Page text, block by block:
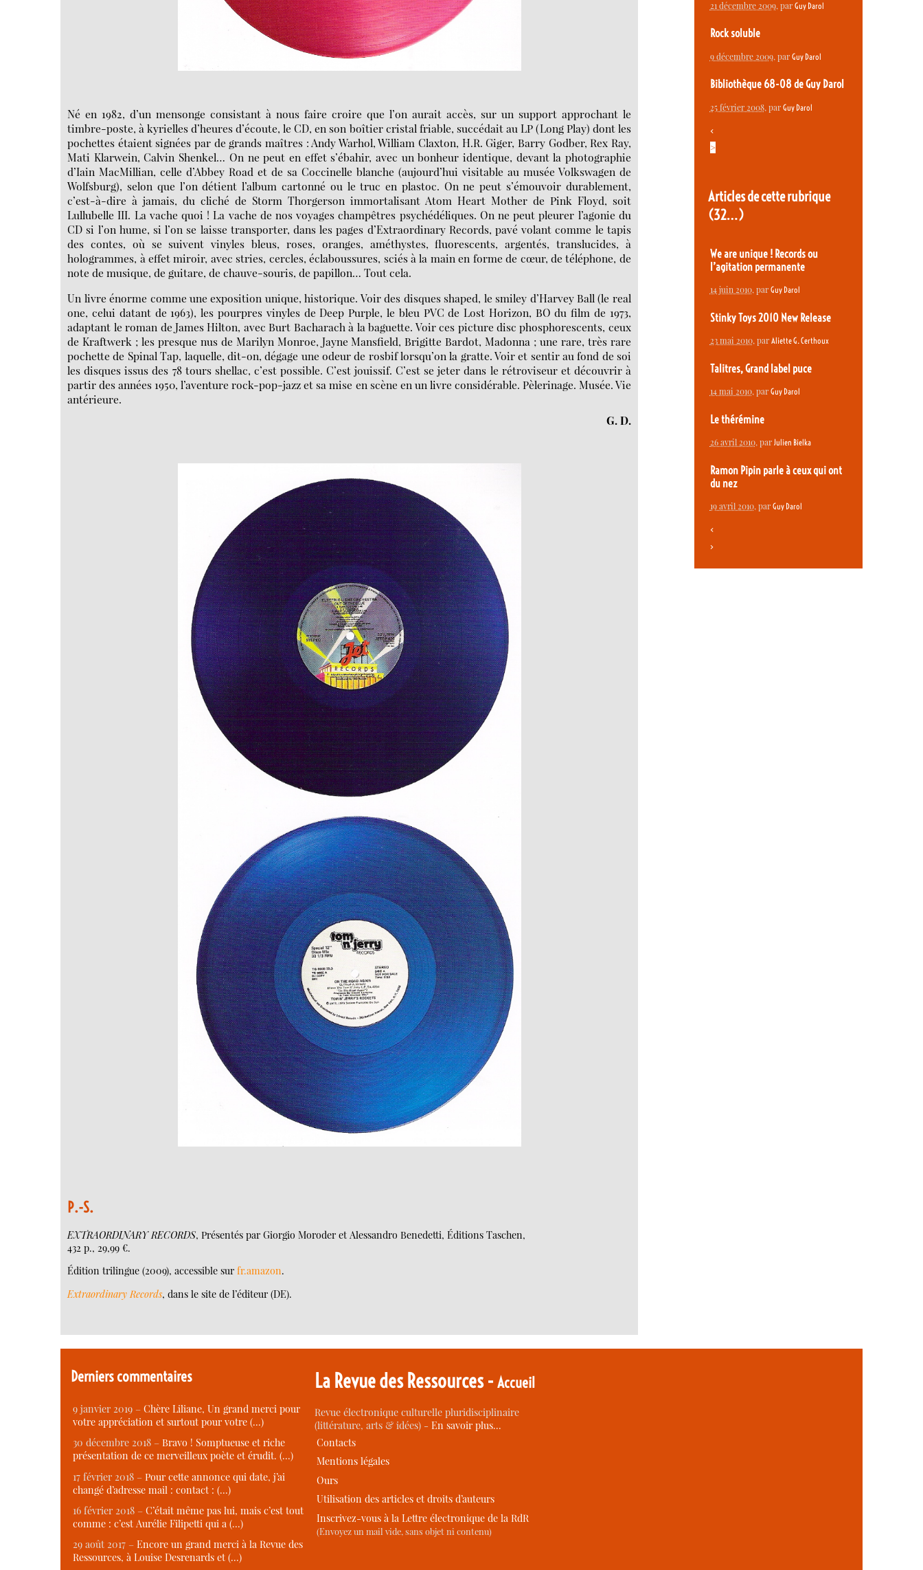
Né en 1982, d’un mensonge consistant à nous faire croire que l’on aurait accès, sur un support approchant le
timbre-poste, à kyrielles d’heures d’écoute, le CD, en son boîtier cristal friable, succédait au LP (Long Play) dont les
pochettes étaient signées par de grands maîtres : Andy Warhol, William Claxton, H.R. Giger, Barry Godber, Rex Ray,
Mati Klarwein, Calvin Shenkel… On ne peut en effet s’ébahir, avec un bonheur identique, devant la photographie
d’Iain MacMillian, celle d’Abbey Road et de sa Coccinelle blanche (aujourd’hui visitable au musée Volkswagen de
Wolfsburg), selon que l’on détient l’album cartonné ou le truc en plastoc. On ne peut s’émouvoir durablement,
c’est-à-dire à jamais, du cliché de Storm Thorgerson immortalisant Atom Heart Mother de Pink Floyd, soit
Lullubelle III. La vache quoi ! La vache de nos voyages champêtres psychédéliques. On ne peut pleurer l’agonie du
CD si l’on hume, si l’on se laisse transporter, dans les pages d’Extraordinary Records, pavé volant comme le tapis
des contes, où se suivent vinyles bleus, roses, oranges, améthystes, fluorescents, argentés, translucides, à
hologrammes, à effet miroir, avec stries, cercles, éclaboussures, sciés à la main en forme de cœur, de téléphone, de
note de musique, de guitare, de chauve-souris, de papillon… Tout cela.
Un livre énorme comme une exposition unique, historique. Voir des disques shaped, le smiley d’Harvey Ball (le real
one, celui datant de 1963), les pourpres vinyles de Deep Purple, le bleu PVC de Lost Horizon, BO du film de 1973,
adaptant le roman de James Hilton, avec Burt Bacharach à la baguette. Voir ces picture disc phosphorescents, ceux
de Kraftwerk ; les presque nus de Marilyn Monroe, Jayne Mansfield, Brigitte Bardot, Madonna ; une rare, très rare
pochette de Spinal Tap, laquelle, dit-on, dégage une odeur de rosbif lorsqu’on la gratte. Voir et sentir au fond de soi
les disques issus des 78 tours shellac, c’est possible. C’est jouissif. C’est se jeter dans le rétroviseur et découvrir à
partir des années 1950, l’aventure rock-pop-jazz et sa mise en scène en un livre considérable. Pèlerinage. Musée. Vie
antérieure.
G. D.
P.-S.
EXTRAORDINARY RECORDS, Présentés par Giorgio Moroder et Alessandro Benedetti, Éditions Taschen,
432 p., 29,99 €.
Édition trilingue (2009), accessible surfr.amazon.
Extraordinary Records, dans le site de l’éditeur (DE).
21 décembre 2009, par Guy Darol
Rock soluble
9 décembre 2009, par Guy Darol
Bibliothèque 68-08 de Guy Darol
25 février 2008, par Guy Darol
<
>
Articles de cette rubrique
(32…)
We are unique ! Records ou
l’agitation permanente
14 juin 2010, par Guy Darol
Stinky Toys 2010 New Release
23 mai 2010, par Aliette G. Certhoux
Talitres, Grand label puce
14 mai 2010, par Guy Darol
Le thérémine
26 avril 2010, par Julien Bielka
Ramon Pipin parle à ceux qui ont
du nez
19 avril 2010, par Guy Darol
<
>
Derniers commentaires
9 janvier 2019 – Chère Liliane, Un grand merci pour
votre appréciation et surtout pour votre (…)
30 décembre 2018 – Bravo ! Somptueuse et riche
présentation de ce merveilleux poète et érudit. (…)
17 février 2018 – Pour cette annonce qui date, j’ai
changé d’adresse mail : contact : (…)
16 février 2018 – C’était même pas lui, mais c’est tout
comme : c’est Aurélie Filipetti qui a (…)
29 août 2017 – Encore un grand merci à la Revue des
Ressources, à Louise Desrenards et (…)
La Revue des Ressources -Accueil
Revue électronique culturelle pluridisciplinaire
(littérature, arts & idées) -En savoir plus…
Contacts
Mentions légales
Ours
Utilisation des articles et droits d’auteurs
Inscrivez-vous à la Lettre électronique de la RdR
(Envoyez un mail vide, sans objet ni contenu)